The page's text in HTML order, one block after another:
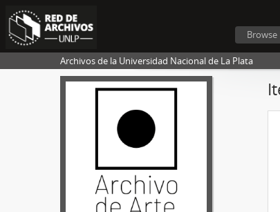
Browse
Archivos de la Universidad Nacional de La Plata